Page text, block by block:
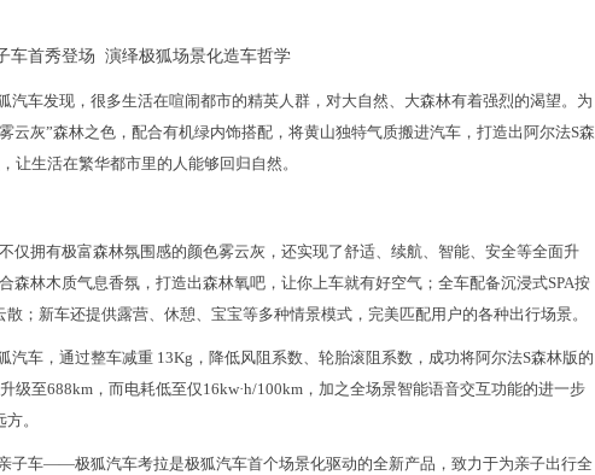
车首秀登场 演绎极狐场景化造车哲学
汽车发现，很多生活在喧闹都市的精英人群，对大自然、大森林有着强烈的渴望。为
云灰”森林之色，配合有机绿内饰搭配，将黄山独特气质搬进汽车，打造出阿尔法S森
让生活在繁华都市里的人能够回归自然。
仅拥有极富森林氛围感的颜色雾云灰，还实现了舒适、续航、智能、安全等全面升
森林木质气息香氛，打造出森林氧吧，让你上车就有好空气；全车配备沉浸式SPA按
；新车还提供露营、休憩、宝宝等多种情景模式，完美匹配用户的各种出行场景。
汽车，通过整车减重 13Kg，降低风阻系数、轮胎滚阻系数，成功将阿尔法S森林版的
级至688km，而电耗低至仅16kw·h/100km，加之全场景智能语音交互功能的进一步
。
子车——极狐汽车考拉是极狐汽车首个场景化驱动的全新产品，致力于为亲子出行全